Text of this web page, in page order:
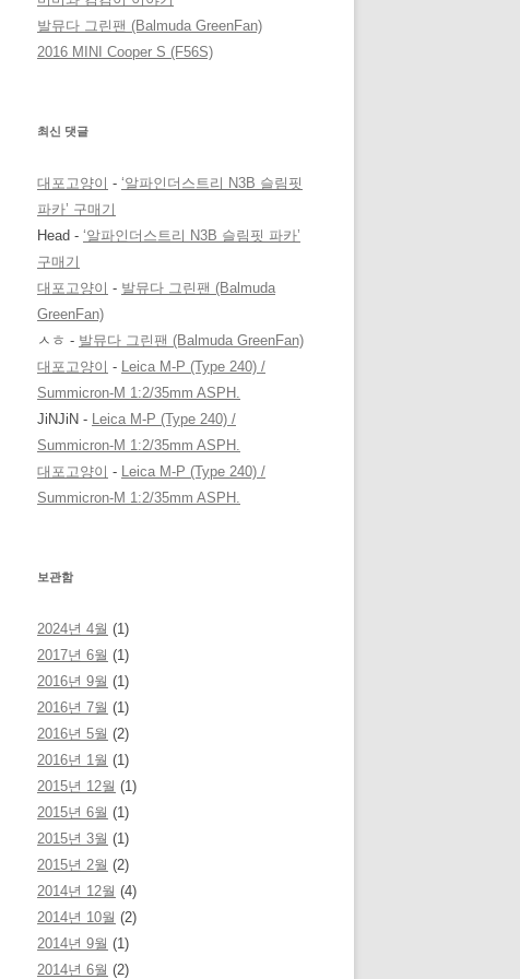
발뮤다 그린팬 (Balmuda GreenFan)
2016 MINI Cooper S (F56S)
최신 댓글
대포고양이 - ‘알파인더스트리 N3B 슬림핏
파카’ 구매기
Head - ‘알파인더스트리 N3B 슬림핏 파카’
구매기
대포고양이 - 발뮤다 그린팬 (Balmuda
GreenFan)
ㅅㅎ - 발뮤다 그린팬 (Balmuda GreenFan)
대포고양이 - Leica M-P (Type 240) /
Summicron-M 1:2/35mm ASPH.
JiNJiN - Leica M-P (Type 240) /
Summicron-M 1:2/35mm ASPH.
대포고양이 - Leica M-P (Type 240) /
Summicron-M 1:2/35mm ASPH.
보관함
2024년 4월 (1)
2017년 6월 (1)
2016년 9월 (1)
2016년 7월 (1)
2016년 5월 (2)
2016년 1월 (1)
2015년 12월 (1)
2015년 6월 (1)
2015년 3월 (1)
2015년 2월 (2)
2014년 12월 (4)
2014년 10월 (2)
2014년 9월 (1)
2014년 6월 (2)